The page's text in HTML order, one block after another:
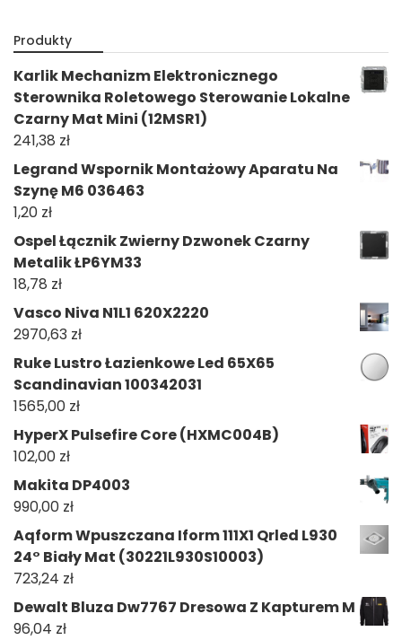
Produkty
Karlik Mechanizm Elektronicznego
Sterownika Roletowego Sterowanie Lokalne
Czarny Mat Mini (12MSR1)
241,38 zł
Legrand Wspornik Montażowy Aparatu Na
Szynę M6 036463
1,20 zł
Ospel Łącznik Zwierny Dzwonek Czarny
Metalik ŁP6YM33
18,78 zł
Vasco Niva N1L1 620X2220
2970,63 zł
Ruke Lustro Łazienkowe Led 65X65
Scandinavian 100342031
1565,00 zł
HyperX Pulsefire Core (HXMC004B)
102,00 zł
Makita DP4003
990,00 zł
Aqform Wpuszczana Iform 111X1 Qrled L930
24° Biały Mat (30221L930S10003)
723,24 zł
Dewalt Bluza Dw7767 Dresowa Z Kapturem M
96,04 zł